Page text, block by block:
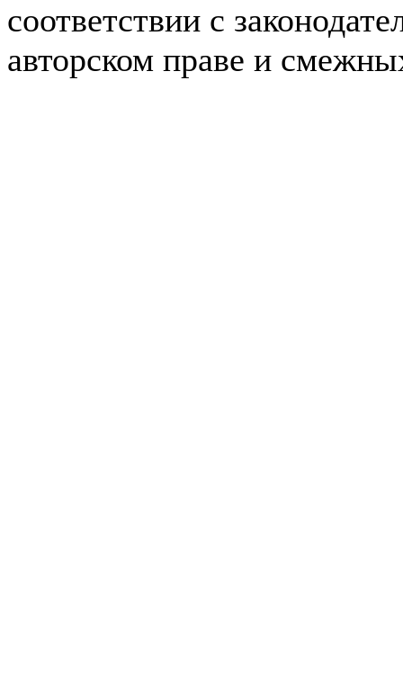
соответствии с
авторском праве и